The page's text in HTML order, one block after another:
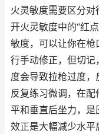
火灵敏度需要区分
开火灵敏度中的“红
敏度，可以让你在
行手动修正，但切
度会导致拉枪过度
反复练习微调，在
平和垂直后坐力，
效正是大幅减少水